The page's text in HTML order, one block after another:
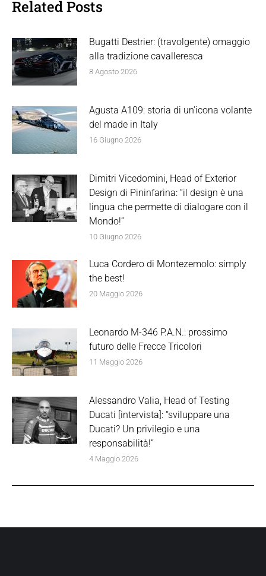
Related Posts
Bugatti Destrier: (travolgente) omaggio
alla tradizione cavalleresca
8 Agosto 2026
Agusta A109: storia di un’icona volante
del made in Italy
16 Giugno 2026
Dimitri Vicedomini, Head of Exterior
Design di Pininfarina: “il design è una
lingua che permette di dialogare con il
Mondo!”
10 Giugno 2026
Luca Cordero di Montezemolo: simply
the best!
20 Maggio 2026
Leonardo M-346 P.A.N.: prossimo
futuro delle Frecce Tricolori
11 Maggio 2026
Alessandro Valia, Head of Testing
Ducati [intervista]: “sviluppare una
Ducati? Un privilegio e una
responsabilità!”
4 Maggio 2026